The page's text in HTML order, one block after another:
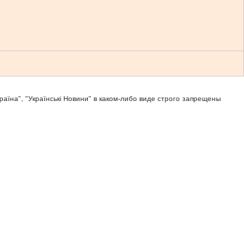
"Українськi Новини" в каком-либо виде строго запрещены